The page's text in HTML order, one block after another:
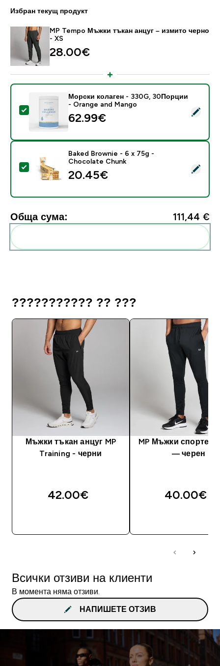
Избран текущ продукт
MP Tempo Мъжки тъкан анцуг – измито черно
- XS
28.00€‎
Select this product - Морски колаген - 330G,
Морски колаген - 330G, 30Порции
- Orange and Mango
62.99€‎
Select this product - Baked Brownie - 6 x 75g -
Baked Brownie - 6 x 75g -
Chocolate Chunk
20.45€‎
Обща сума: 111,44 €‎
??????????? ?? ???
Мъжки тъкан анцуг MP
Training - черни
42.00€‎
MP Мъжки спортен
— черен
40.00€‎
Всички отзиви на клиенти
В момента няма отзиви.
НАПИШЕТЕ ОТЗИВ